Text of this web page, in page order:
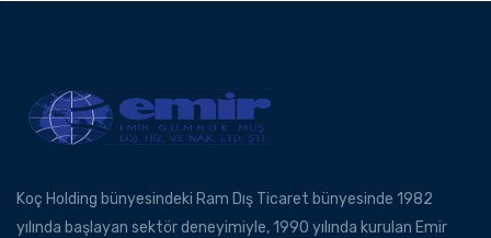
Koç Holding bünyesindeki Ram Dış Ticaret bünyesinde 1982
yılında başlayan sektör deneyimiyle, 1990 yılında kurulan Emir